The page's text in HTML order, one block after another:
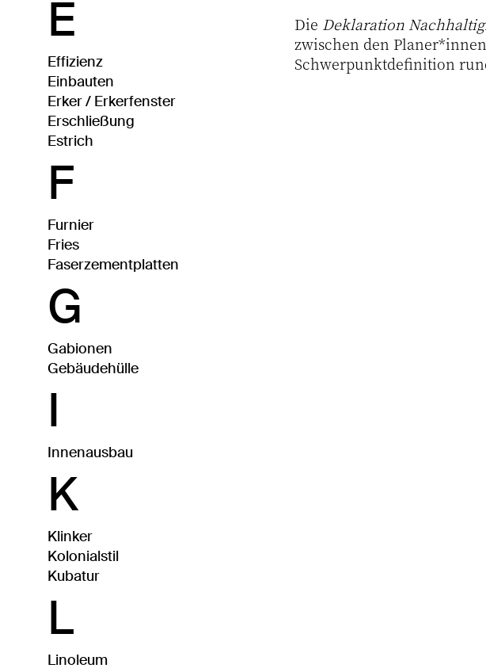
E
Effizienz
Einbauten
Erker / Erkerfenster
Erschließung
Estrich
F
Furnier
Fries
Faserzementplatten
G
Gabionen
Gebäudehülle
I
Innenausbau
K
Klinker
Kolonialstil
Kubatur
L
Linoleum
Die Deklaration
zwischen den
Schwerpunktdefinition